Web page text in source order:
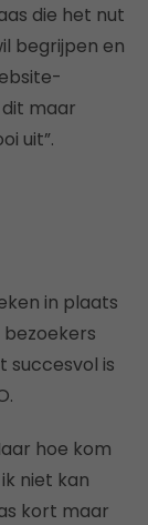
die het nut
begrijpen en
maar
uit”.
in plaats
succesvol is
hoe kom
niet kan
kort maar